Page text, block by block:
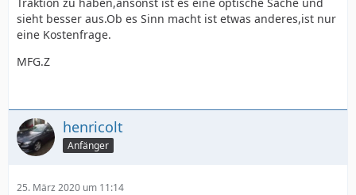
sieht besser aus.Ob es Sinn macht ist etwas anderes,ist nur
eine Kostenfrage.
MFG.Z
henricolt
Anfänger
25. März 2020 um 11:14